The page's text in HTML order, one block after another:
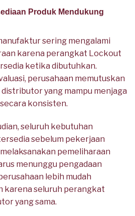
Produk Mendukung
sering mengalami
karena perangkat Lockout
ketika dibutuhkan.
perusahaan memutuskan
yang mampu menjaga
konsisten.
seluruh kebutuhan
sebelum pekerjaan
pemeliharaan
menunggu pengadaan
lebih mudah
karena seluruh perangkat
yang sama.